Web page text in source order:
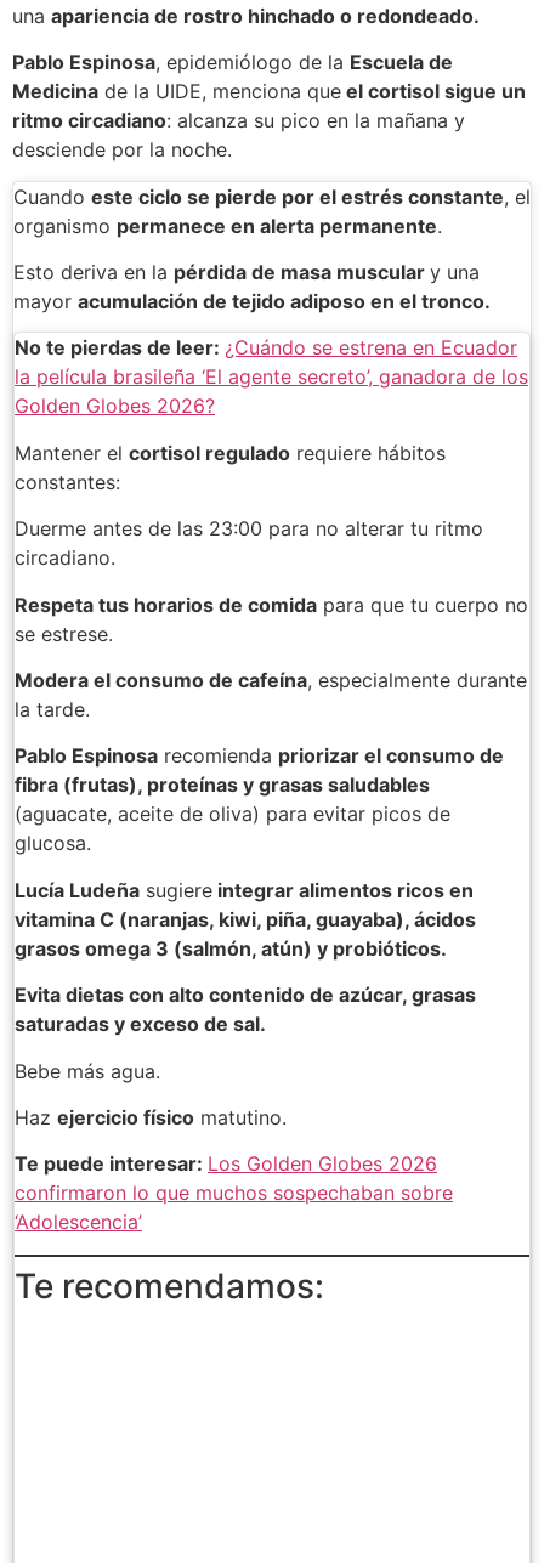
una apariencia de rostro hinchado o redondeado.
Pablo Espinosa, epidemiólogo de la Escuela de
Medicina de la UIDE, menciona que el cortisol sigue un
ritmo circadiano: alcanza su pico en la mañana y
desciende por la noche.
Cuando este ciclo se pierde por el estrés constante, el
organismo permanece en alerta permanente.
Esto deriva en la pérdida de masa muscular y una
mayor acumulación de tejido adiposo en el tronco.
No te pierdas de leer: ¿Cuándo se estrena en Ecuador
la película brasileña ‘El agente secreto’, ganadora de los
Golden Globes 2026?
Mantener el cortisol regulado requiere hábitos
constantes:
Duerme antes de las 23:00 para no alterar tu ritmo
circadiano.
Respeta tus horarios de comida para que tu cuerpo no
se estrese.
Modera el consumo de cafeína, especialmente durante
la tarde.
Pablo Espinosa recomienda priorizar el consumo de
fibra (frutas), proteínas y grasas saludables
(aguacate, aceite de oliva) para evitar picos de
glucosa.
Lucía Ludeña sugiere integrar alimentos ricos en
vitamina C (naranjas, kiwi, piña, guayaba), ácidos
grasos omega 3 (salmón, atún) y probióticos.
Evita dietas con alto contenido de azúcar, grasas
saturadas y exceso de sal.
Bebe más agua.
Haz ejercicio físico matutino.
Te puede interesar: Los Golden Globes 2026
confirmaron lo que muchos sospechaban sobre
‘Adolescencia’
Te recomendamos: